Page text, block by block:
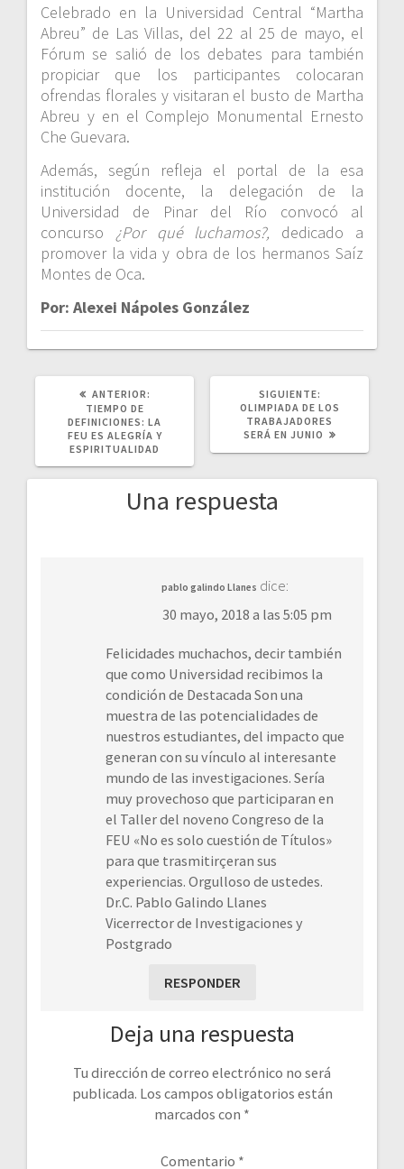
Celebrado en la Universidad Central “Martha
Abreu” de Las Villas, del 22 al 25 de mayo, el
Fórum se salió de los debates para también
propiciar que los participantes colocaran
ofrendas florales y visitaran el busto de Martha
Abreu y en el Complejo Monumental Ernesto
Che Guevara.
Además, según refleja el portal de la esa
institución docente, la delegación de la
Universidad de Pinar del Río convocó al
concurso ¿Por qué luchamos?, dedicado a
promover la vida y obra de los hermanos Saíz
Montes de Oca.
Por: Alexei Nápoles González
ANTERIOR:
TIEMPO DE
DEFINICIONES: LA
FEU ES ALEGRÍA Y
ESPIRITUALIDAD
SIGUIENTE:
POST:
OLIMPIADA DE LOS
TRABAJADORES
SERÁ EN JUNIO
Una respuesta
pablo galindo Llanes dice:
30 mayo, 2018 a las 5:05 pm
Felicidades muchachos, decir también
que como Universidad recibimos la
condición de Destacada Son una
muestra de las potencialidades de
nuestros estudiantes, del impacto que
generan con su vínculo al interesante
mundo de las investigaciones. Sería
muy provechoso que participaran en
el Taller del noveno Congreso de la
FEU «No es solo cuestión de Títulos»
para que trasmitirçeran sus
experiencias. Orgulloso de ustedes.
Dr.C. Pablo Galindo Llanes
Vicerrector de Investigaciones y
Postgrado
RESPONDER
Deja una respuesta
Tu dirección de correo electrónico no será
publicada. Los campos obligatorios están
marcados con *
Comentario *